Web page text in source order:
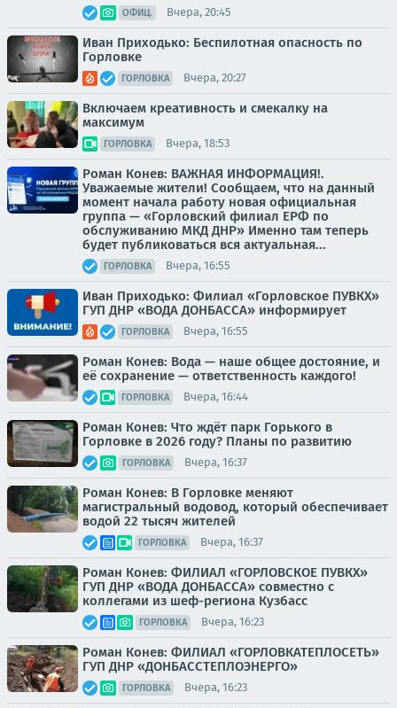
ОФИЦ. Вчера, 20:45
Иван Приходько: Беспилотная опасность по
Горловке
ГОРЛОВКА Вчера, 20:27
Включаем креативность и смекалку на
максимум
ГОРЛОВКА Вчера, 18:53
Роман Конев: ВАЖНАЯ ИНФОРМАЦИЯ!.
Уважаемые жители! Сообщаем, что на данный
момент начала работу новая официальная
группа — «Горловский филиал ЕРФ по
обслуживанию МКД ДНР» Именно там теперь
будет публиковаться вся актуальная...
ГОРЛОВКА Вчера, 16:55
Иван Приходько: Филиал «Горловское ПУВКХ»
ГУП ДНР «ВОДА ДОНБАССА» информирует
ГОРЛОВКА Вчера, 16:55
Роман Конев: Вода — наше общее достояние, и
её сохранение — ответственность каждого!
ГОРЛОВКА Вчера, 16:44
Роман Конев: Что ждёт парк Горького в
Горловке в 2026 году? Планы по развитию
ГОРЛОВКА Вчера, 16:37
Роман Конев: В Горловке меняют
магистральный водовод, который обеспечивает
водой 22 тысяч жителей
ГОРЛОВКА Вчера, 16:37
Роман Конев: ФИЛИАЛ «ГОРЛОВСКОЕ ПУВКХ»
ГУП ДНР «ВОДА ДОНБАССА» совместно с
коллегами из шеф-региона Кузбасс
ГОРЛОВКА Вчера, 16:23
Роман Конев: ФИЛИАЛ «ГОРЛОВКАТЕПЛОСЕТЬ»
ГУП ДНР «ДОНБАССТЕПЛОЭНЕРГО»
ГОРЛОВКА Вчера, 16:23